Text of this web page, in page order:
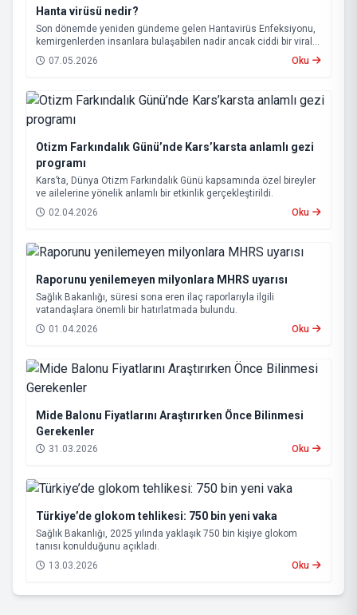
Hanta virüsü nedir?
Son dönemde yeniden gündeme gelen Hantavirüs Enfeksiyonu,
kemirgenlerden insanlara bulaşabilen nadir ancak ciddi bir viral
hastalık olarak biliniyor.
07.05.2026 Oku
Otizm Farkındalık Günü’nde Kars’karsta anlamlı gezi
programı
Kars’ta, Dünya Otizm Farkındalık Günü kapsamında özel bireyler
ve ailelerine yönelik anlamlı bir etkinlik gerçekleştirildi.
02.04.2026
Oku
Raporunu yenilemeyen milyonlara MHRS uyarısı
Sağlık Bakanlığı, süresi sona eren ilaç raporlarıyla ilgili
vatandaşlara önemli bir hatırlatmada bulundu.
01.04.2026
Oku
Mide Balonu Fiyatlarını Araştırırken Önce Bilinmesi
Gerekenler
31.03.2026 Oku
Türkiye’de glokom tehlikesi: 750 bin yeni vaka
Sağlık Bakanlığı, 2025 yılında yaklaşık 750 bin kişiye glokom
tanısı konulduğunu açıkladı.
13.03.2026
Oku